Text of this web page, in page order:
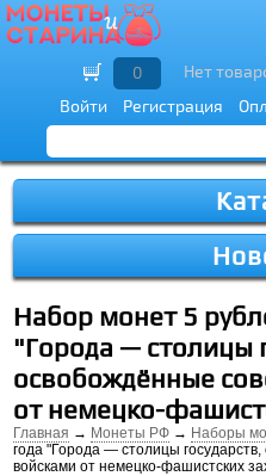
Войти Регистрация
0 Нет
Набор монет 5
"Города — столицы
освобождённые
от немецко-
Главная → Монеты РФ → Наборы
года "Города — столицы
войсками от немецко-фашистских